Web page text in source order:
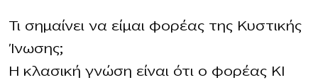
Τι σημαίνει να είμαι φορέας της Κυστικής
Ίνωσης;
Η κλασική γνώση είναι ότι ο φορέας ΚΙ